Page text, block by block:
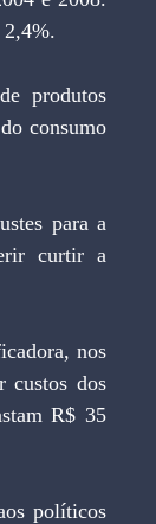
2,4%.
consumo
curtir a
custos dos
R$ 35